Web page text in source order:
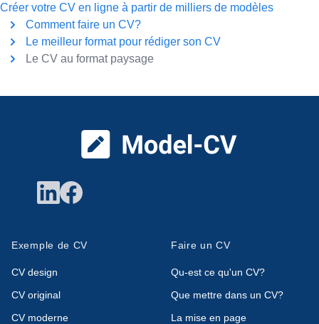
Créer votre CV en ligne à partir de milliers de modèles
Comment faire un CV?
Le meilleur format pour rédiger son CV
Le CV au format paysage
Exemple de CV
CV design
CV original
CV moderne
Faire un CV
Qu-est ce qu'un CV?
Que mettre dans un CV?
La mise en page